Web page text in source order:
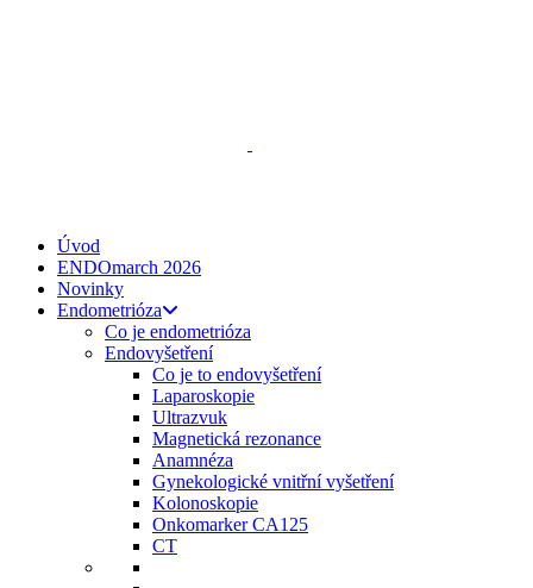
Úvod
ENDOmarch 2026
Novinky
Endometrióza
Co je endometrióza
Endovyšetření
Co je to endovyšetření
Laparoskopie
Ultrazvuk
Magnetická rezonance
Anamnéza
Gynekologické vnitřní vyšetření
Kolonoskopie
Onkomarker CA125
CT